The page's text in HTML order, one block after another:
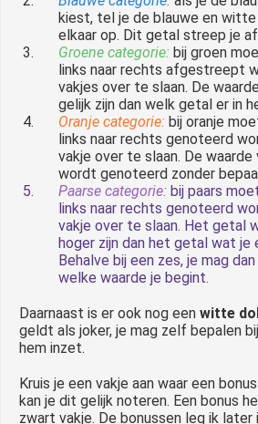
kiest, tel je de blauwe en
elkaar op. Dit getal streep je
Groene categorie: bij groen
links naar rechts afgestreept
vakjes over te slaan. De
gelijk zijn dan welk getal er in
Oranje categorie: bij oranje
links naar rechts genoteerd
vakje over te slaan. De
wordt genoteerd zonder
Paarse categorie: bij paars
links naar rechts genoteerd
vakje over te slaan. Het getal
hoger zijn dan het getal wat je
Behalve bij een zes, je mag
welke waarde je begint.
Daarnaast is er ook nog een witte
geldt als joker, je mag zelf bepalen
hem inzet.
Kruis je een vakje aan waar een
kan je dit gelijk noteren. Een bonus
zwart vakje. De bonussen leg ik later